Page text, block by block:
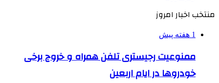
منتخب اخبار امروز
1 هفته پیش
ممنوعیت رجیستری تلفن همراه و خروج برخی
خودروها در ایام اربعین